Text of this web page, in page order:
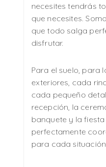
necesites tendrás
que necesites.
que todo salga
disfrutar.
Para el suelo, para
exteriores, cada
cada pequeño
recepción, la
banquete y la
perfectamente
para cada